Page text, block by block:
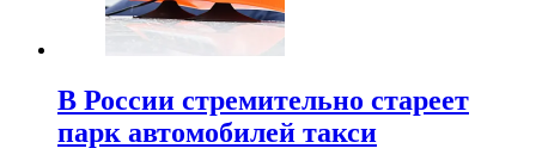
В России стремительно стареет
парк автомобилей такси